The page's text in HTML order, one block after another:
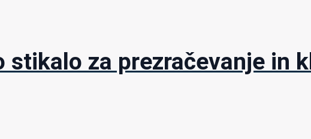
stikalo za prezračevanje in